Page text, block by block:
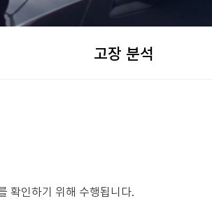
확인하기 위해 수행됩니다.
고장 분석